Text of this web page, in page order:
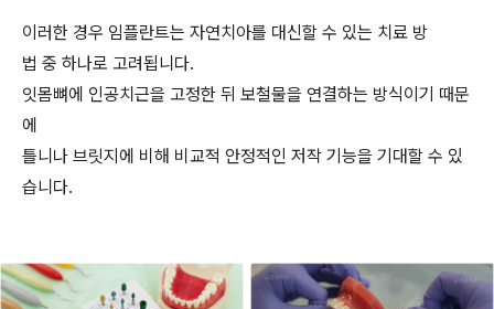
이러한 경우 임플란트는 자연치아를 대신할 수 있는 치료 방
법 중 하나로 고려됩니다.
잇몸뼈에 인공치근을 고정한 뒤 보철물을 연결하는 방식이기 때문
에
틀니나 브릿지에 비해 비교적 안정적인 저작 기능을 기대할 수 있
습니다.